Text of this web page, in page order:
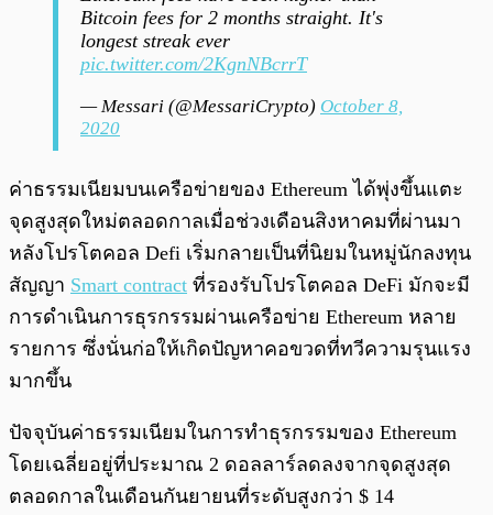
Bitcoin fees for 2 months straight. It's
longest streak ever
pic.twitter.com/2KgnNBcrrT
— Messari (@MessariCrypto) October 8,
2020
ค่าธรรมเนียมบนเครือข่ายของ Ethereum ได้พุ่งขึ้นแตะ
จุดสูงสุดใหม่ตลอดกาลเมื่อช่วงเดือนสิงหาคมที่ผ่านมา
หลังโปรโตคอล Defi เริ่มกลายเป็นที่นิยมในหมู่นักลงทุน
สัญญา Smart contract ที่รองรับโปรโตคอล DeFi มักจะมี
การดำเนินการธุรกรรมผ่านเครือข่าย Ethereum หลาย
รายการ ซึ่งนั่นก่อให้เกิดปัญหาคอขวดที่ทวีความรุนแรง
มากขึ้น
ปัจจุบันค่าธรรมเนียมในการทำธุรกรรมของ Ethereum
โดยเฉลี่ยอยู่ที่ประมาณ 2 ดอลลาร์ลดลงจากจุดสูงสุด
ตลอดกาลในเดือนกันยายนที่ระดับสูงกว่า $ 14